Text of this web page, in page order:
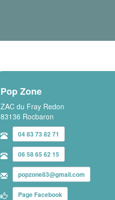
Pop Zone
ZAC du Fray Redon
83136 Rocbaron
04 83 73 82 71
06 58 65 62 15
popzone83@gmail.com
Page Facebook